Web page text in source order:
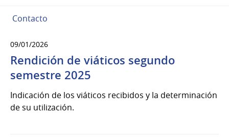
Contacto
09/01/2026
Rendición de viáticos segundo
semestre 2025
Indicación de los viáticos recibidos y la determinación
de su utilización.